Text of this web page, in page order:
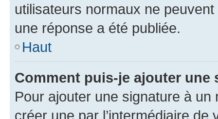
utilisateurs normaux ne
une réponse a été publiée.
Haut
Comment puis-je ajouter une
Pour ajouter une signature à un
créer une par l’intermédiaire